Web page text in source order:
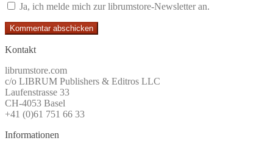
Ja, ich melde mich zur librumstore-Newsletter an.
Kontakt
librumstore.com
c/o LIBRUM Publishers & Editros LLC
Laufenstrasse 33
CH-4053 Basel
+41 (0)61 751 66 33
Informationen